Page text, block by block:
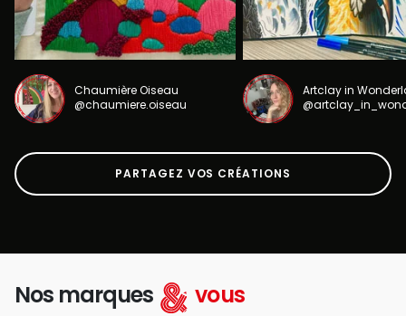
Chaumière Oiseau
@chaumiere.oiseau
Artclay in
PARTAGEZ VOS CRÉATIONS
Nos marques vous